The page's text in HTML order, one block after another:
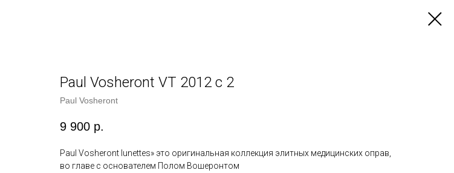
Paul Vosheront VT 2012 c 2
Paul Vosheront
9 900 р.
Paul Vosheront lunettes» это оригинальная коллекция элитных медицинских оправ,
во главе с основателем Полом Вошеронтом